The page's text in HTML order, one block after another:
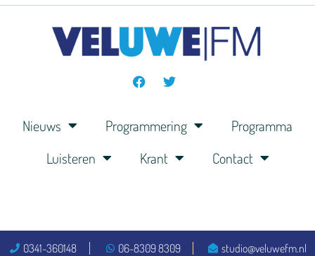
Nieuws Programmering
Programma
Luisteren
Krant Contact
0341-360148 06-8309 8309
studio@veluwefm.nl